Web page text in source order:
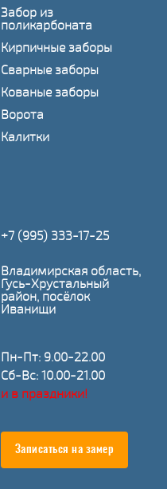
Забор из
поликарбоната
Кирпичные заборы
Сварные заборы
Кованые заборы
Ворота
Калитки
+7 (995) 333-17-25
Владимирская область,
Гусь-Хрустальный
район, посёлок
Иванищи
Пн-Пт: 9.00-22.00
Сб-Вс: 10.00-21.00
и в праздники!
Записаться на замер